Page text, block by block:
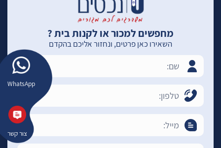
WhatsApp
צור קשר
מחפשים למכור או לקנות בית ?
השאירו כאן פרטים, ונחזור אליכם בהקדם